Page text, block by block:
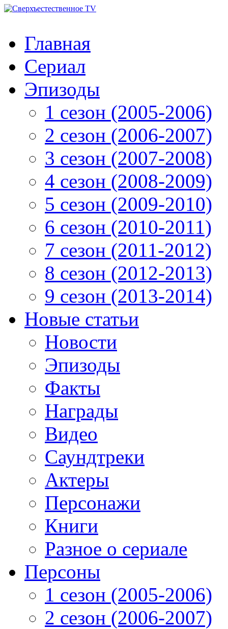
Главная
Сериал
Эпизоды
1 сезон (2005-2006)
2 сезон (2006-2007)
3 сезон (2007-2008)
4 сезон (2008-2009)
5 сезон (2009-2010)
6 сезон (2010-2011)
7 сезон (2011-2012)
8 сезон (2012-2013)
9 сезон (2013-2014)
Новые статьи
Новости
Эпизоды
Факты
Награды
Видео
Саундтреки
Актеры
Персонажи
Книги
Разное о сериале
Персоны
1 сезон (2005-2006)
2 сезон (2006-2007)